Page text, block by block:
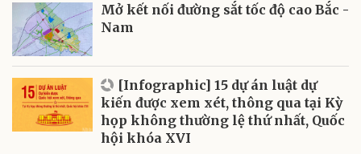
Mở kết nối đường sắt tốc độ cao Bắc -
Nam
[Infographic] 15 dự án luật dự
kiến được xem xét, thông qua tại Kỳ
họp không thường lệ thứ nhất, Quốc
hội khóa XVI